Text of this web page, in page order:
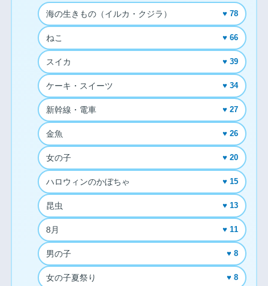
海の生きもの（イルカ・クジラ） ♥ 78
ねこ ♥ 66
スイカ ♥ 39
ケーキ・スイーツ ♥ 34
新幹線・電車 ♥ 27
金魚 ♥ 26
女の子 ♥ 20
ハロウィンのかぼちゃ ♥ 15
昆虫 ♥ 13
8月 ♥ 11
男の子 ♥ 8
女の子夏祭り ♥ 8